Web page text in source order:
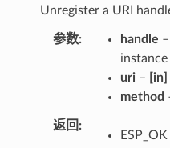
Unregister a URI
参数 handle –
instance
uri– [in]
method
返回